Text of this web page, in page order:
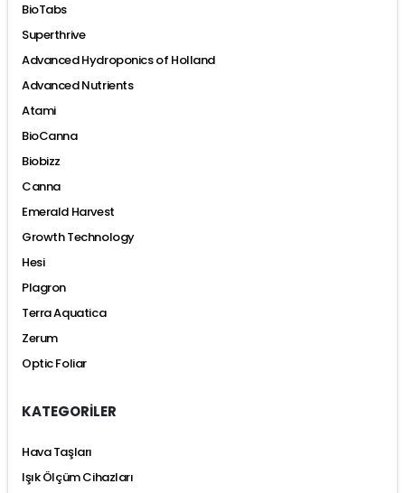
BioTabs
Superthrive
Advanced Hydroponics of Holland
Advanced Nutrients
Atami
BioCanna
Biobizz
Canna
Emerald Harvest
Growth Technology
Hesi
Plagron
Terra Aquatica
Zerum
Optic Foliar
KATEGORİLER
Hava Taşları
Işık Ölçüm Cihazları